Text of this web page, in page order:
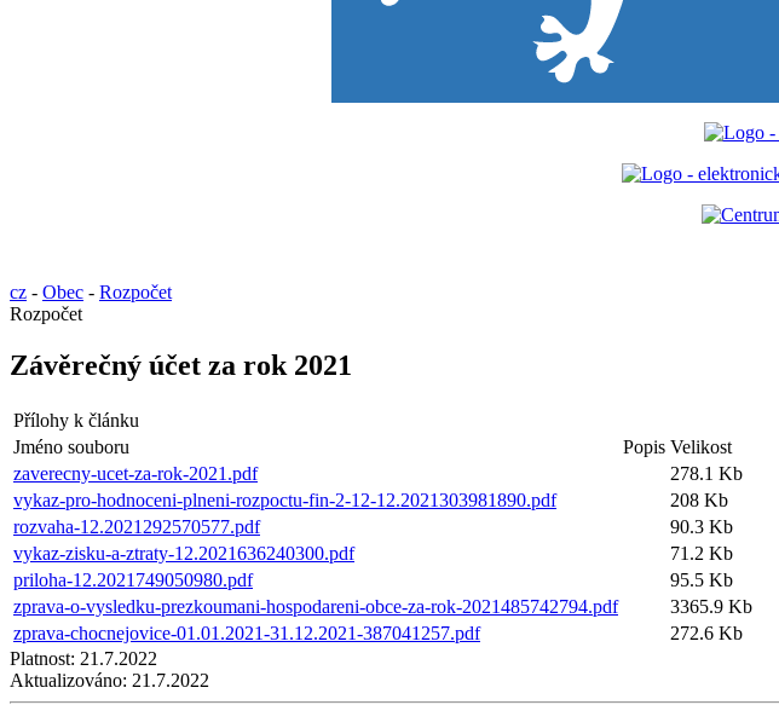
cz - Obec - Rozpočet
Rozpočet
Závěrečný účet za rok 2021
Přílohy k článku
Jméno souboru
Popis Velikost
zaverecny-ucet-za-rok-2021.pdf
278.1 Kb
vykaz-pro-hodnoceni-plneni-rozpoctu-fin-2-12-12.2021303981890.pdf
208 Kb
rozvaha-12.2021292570577.pdf
90.3 Kb
vykaz-zisku-a-ztraty-12.2021636240300.pdf
71.2 Kb
priloha-12.2021749050980.pdf
95.5 Kb
zprava-o-vysledku-prezkoumani-hospodareni-obce-za-rok-2021485742794.pdf
3365.9 Kb
zprava-chocnejovice-01.01.2021-31.12.2021-387041257.pdf
272.6 Kb
Platnost: 21.7.2022
Aktualizováno: 21.7.2022